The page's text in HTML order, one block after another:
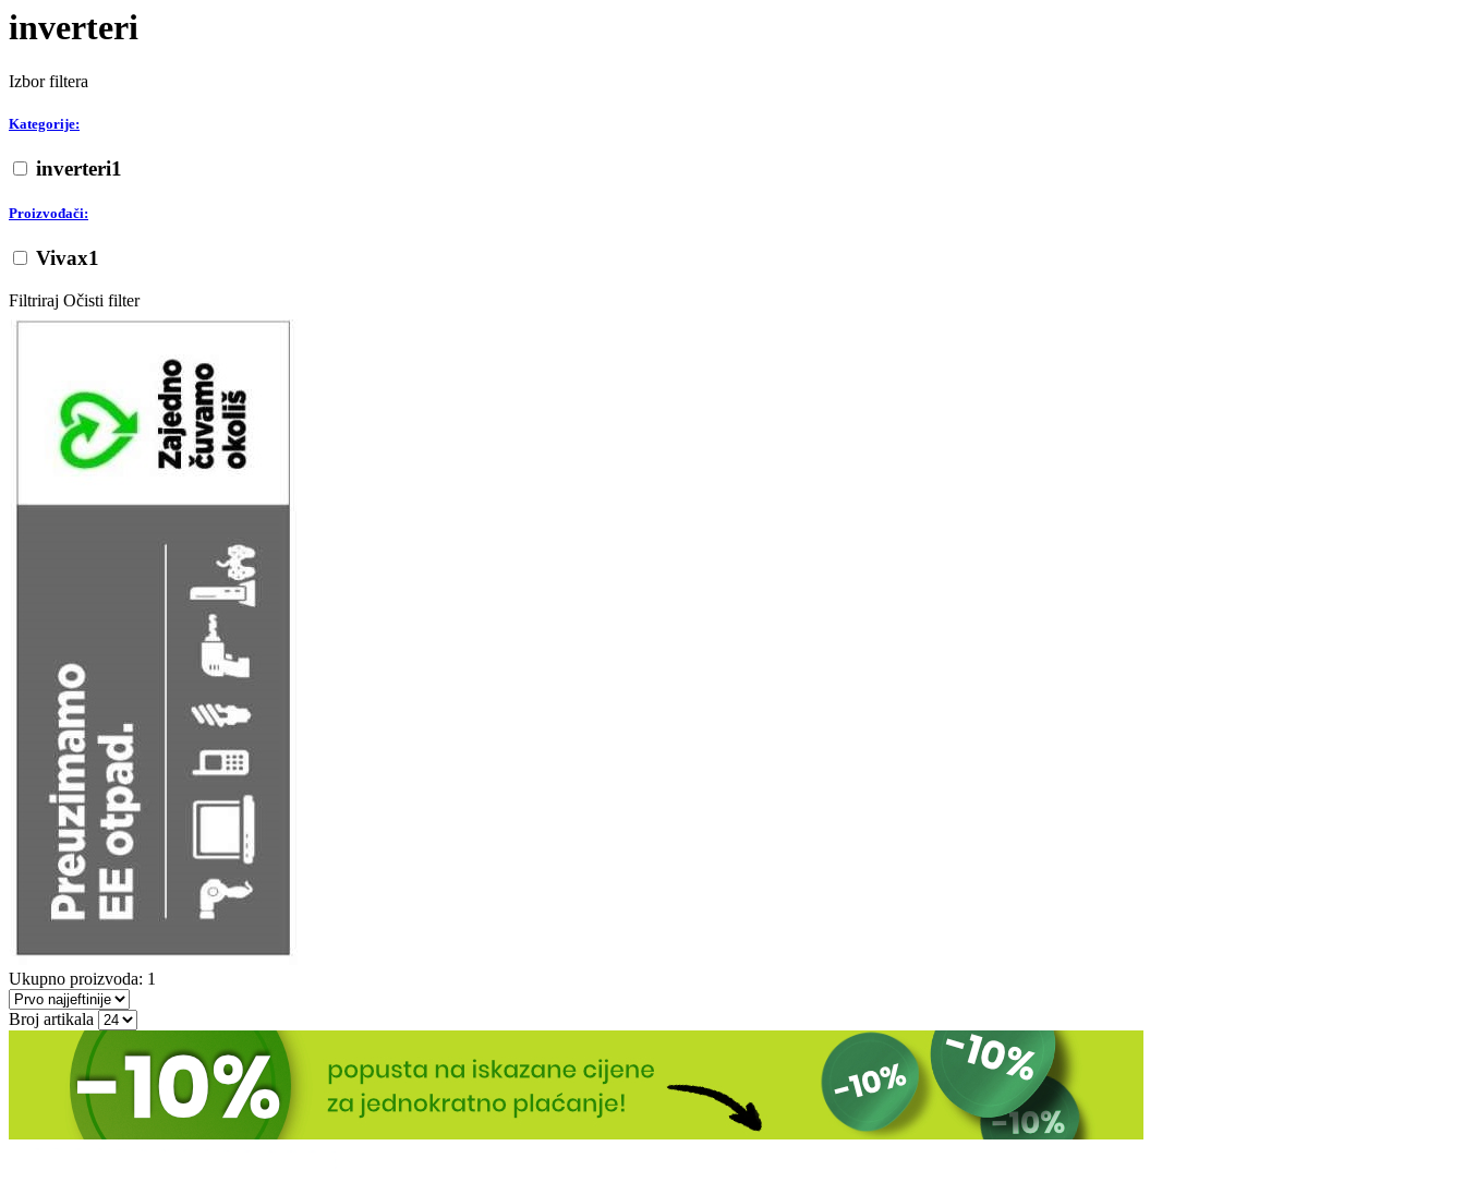
inverteri
Izbor filtera
Kategorije:
inverteri1
Proizvođači:
Vivax1
Filtriraj Očisti filter
Ukupno proizvoda: 1
Broj artikala